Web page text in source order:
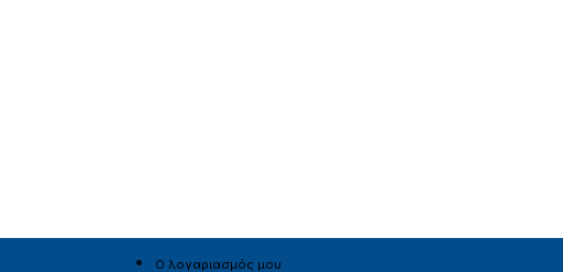
Ο λογαριασμός μου